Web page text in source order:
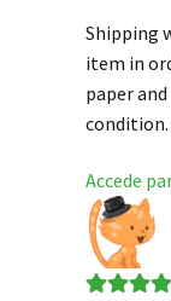
Shipping
item in
paper
Accede